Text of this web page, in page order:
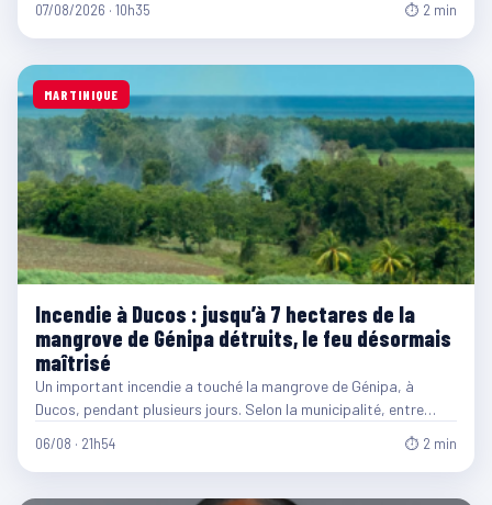
07/08/2026 · 10h35 ⏱ 2 min
MARTINIQUE
Incendie à Ducos : jusqu’à 7 hectares de la
mangrove de Génipa détruits, le feu désormais
maîtrisé
Un important incendie a touché la mangrove de Génipa, à
Ducos, pendant plusieurs jours. Selon la municipalité, entre…
06/08 · 21h54 ⏱ 2 min